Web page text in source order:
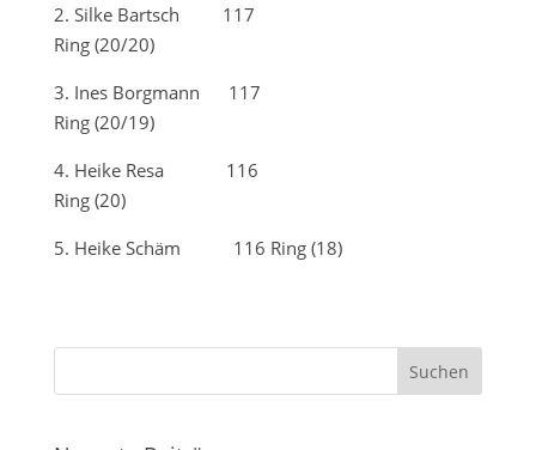
2. Silke Bartsch 117
Ring (20/20)
3. Ines Borgmann 117
Ring (20/19)
4. Heike Resa 116
Ring (20)
5. Heike Schäm 116 Ring (18)